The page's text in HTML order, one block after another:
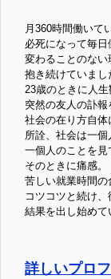
月360時間働いて
必死になって毎日
変わることのな
抱き続けていまし
23歳のときに人生
突然の友人の訃報
社会の在り方自
所詮、社会は一個
一個人のことを
そのときに痛感。
苦しい就業時間
コツコツと続け
結果を出し始めて
詳しいプロ